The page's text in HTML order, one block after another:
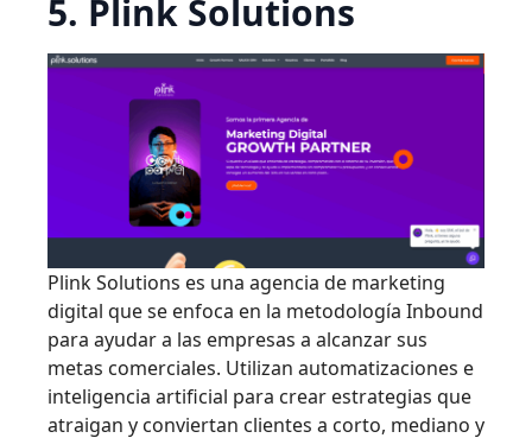
5. Plink Solutions
Plink Solutions es una agencia de marketing
digital que se enfoca en la metodología Inbound
para ayudar a las empresas a alcanzar sus
metas comerciales. Utilizan automatizaciones e
inteligencia artificial para crear estrategias que
atraigan y conviertan clientes a corto, mediano y